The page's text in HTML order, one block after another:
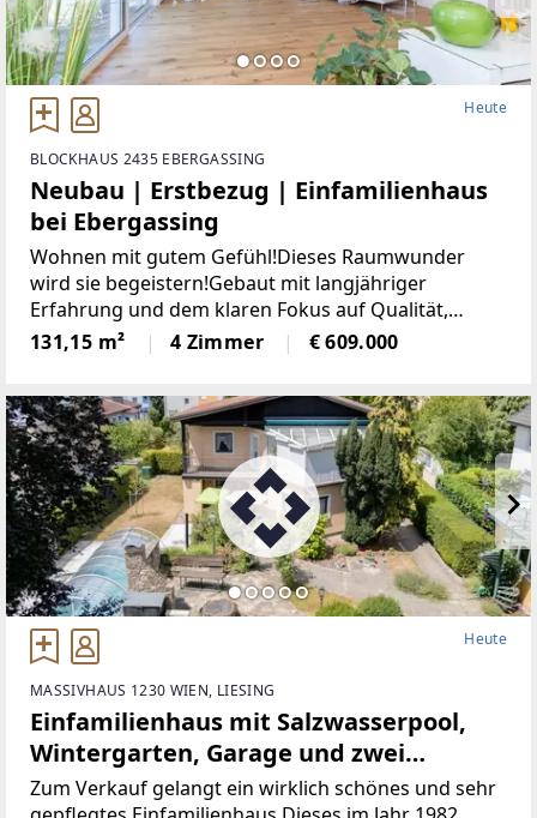
Heute
BLOCKHAUS 2435 EBERGASSING
Neubau | Erstbezug | Einfamilienhaus
bei Ebergassing
Wohnen mit gutem Gefühl!Dieses Raumwunder
wird sie begeistern!Gebaut mit langjähriger
Erfahrung und dem klaren Fokus auf Qualität,
Nachhaltigkeit und Wohnkomfort.Modernes
Design, durchdachte Raumplanung und eine ruhige,
131,15 m² 4 Zimmer € 609.000
Heute
MASSIVHAUS 1230 WIEN, LIESING
Einfamilienhaus mit Salzwasserpool,
Wintergarten, Garage und zwei
Carports
Zum Verkauf gelangt ein wirklich schönes und sehr